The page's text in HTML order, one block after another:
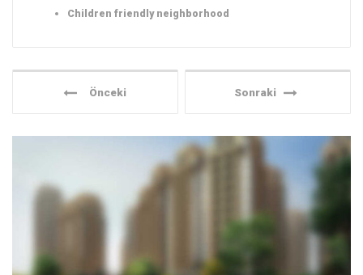
Children friendly neighborhood
Önceki Sonraki